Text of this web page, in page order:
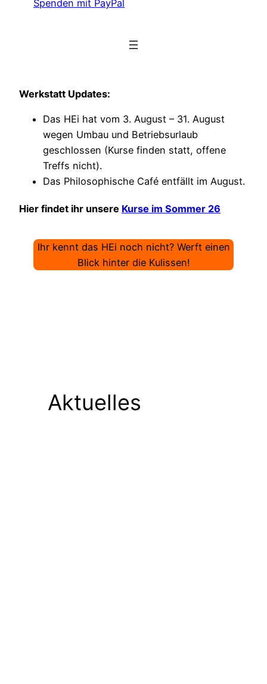
Spenden mit PayPal
Werkstatt Updates:
Das HEi hat vom 3. August – 31. August
wegen Umbau und Betriebsurlaub
geschlossen (Kurse finden statt, offene
Treffs nicht).
Das Philosophische Café entfällt im August.
Hier findet ihr unsere Kurse im Sommer 26
Ihr kennt das HEi noch nicht? Werft einen
Blick hinter die Kulissen!
Aktuelles